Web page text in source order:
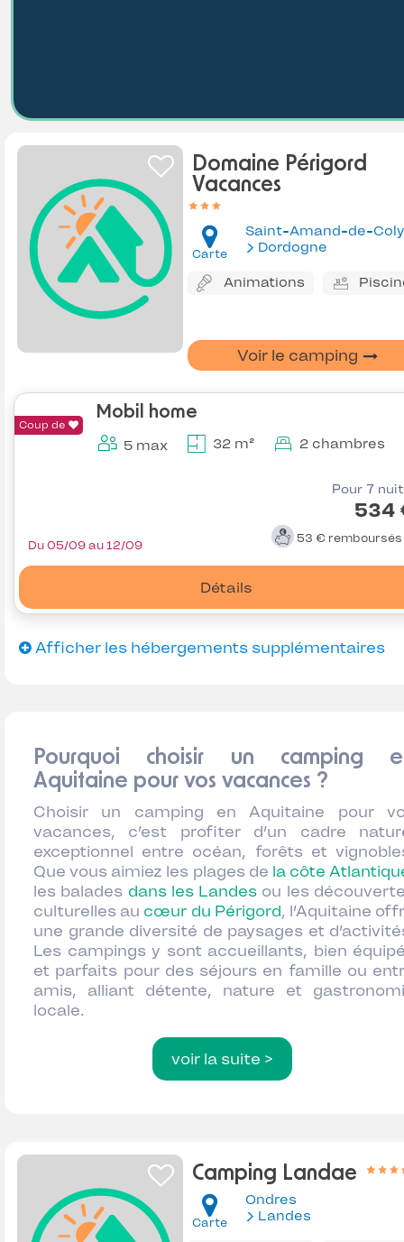
Domaine Périgord
Vacances
Carte
Saint-Amand-de-Coly
Dordogne
Animations
Voir le camping
Coup de
Mobil home
5 max 32 m² 2 chambres
Pour 7
534
53 € remboursés
Détails
Du 05/09 au 12/09
Afficher les hébergements supplémentaires
Pourquoi choisir un camping
Aquitaine pour vos vacances ?
Choisir un camping en Aquitaine pour
vacances, c’est profiter d’un cadre
exceptionnel entre océan, forêts et
Que vous aimiez les plages de la côte
les balades dans les Landes ou les
culturelles au cœur du Périgord, l’Aquitaine
une grande diversité de paysages et
Les campings y sont accueillants, bien
et parfaits pour des séjours en famille ou
amis, alliant détente, nature et
locale.
voir la suite >
Camping Landae
Carte
Ondres
Landes